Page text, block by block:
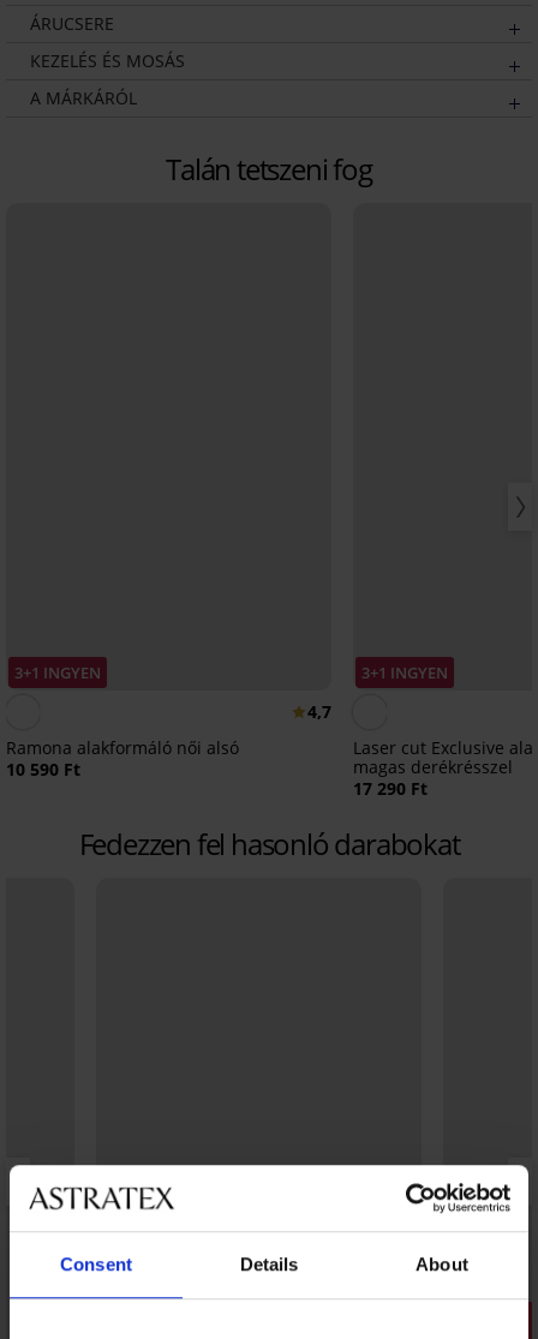
Consent Details About
ÁRUCSERE
KEZELÉS ÉS MOSÁS
A MÁRKÁRÓL
Talán tetszeni fog
3+1 INGYEN
4,7
Ramona alakformáló női alsó
10 590 Ft
3+1 INGYEN
Laser cut Exclusive
magas derékrésszel
17 290 Ft
Fedezzen fel hasonló darabokat